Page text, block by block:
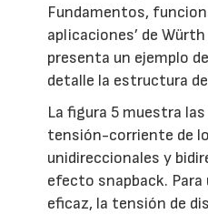
Fundamentos,
aplicaciones’ de
presenta un ejemplo
detalle la estructura
La figura 5 muestra
tensión-corriente de
unidireccionales y
efecto snapback.
eficaz, la tensión de